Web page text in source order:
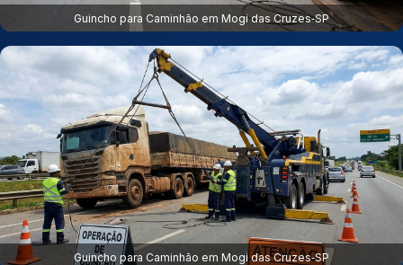
Guincho para Caminhão em Mogi das Cruzes‑SP
Guincho para Caminhão em Mogi das Cruzes‑SP